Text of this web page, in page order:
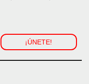
¡ÚNETE!